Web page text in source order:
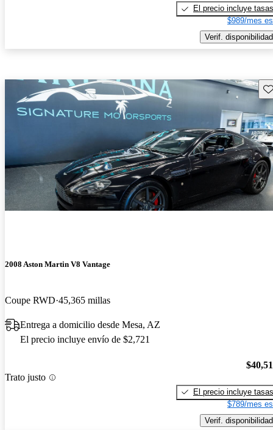
El precio incluye tasas
$989/mes
Verif. disponibilidad
2008 Aston Martin V8 Vantage
Coupe RWD 45,365 millas
Entrega a domicilio desde Mesa, AZ
El precio incluye envío de $2,721
Trato justo
El precio incluye tasas
$789/mes
Verif. disponibilidad